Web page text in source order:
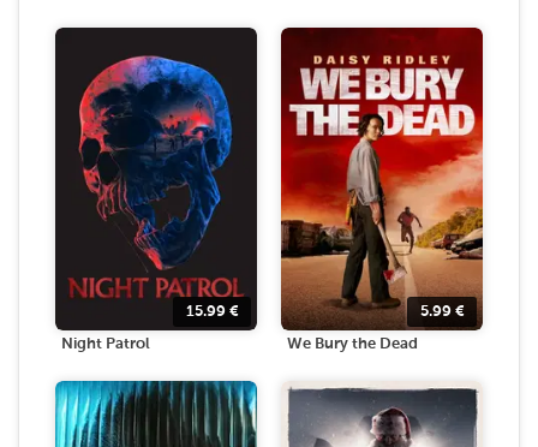
15.99 €
Night Patrol
5.99 €
We Bury the Dead